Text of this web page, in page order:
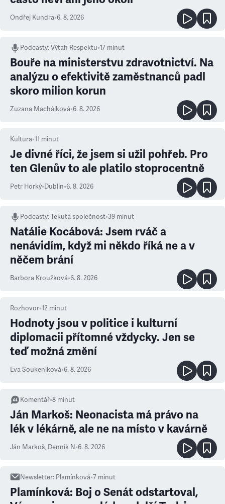
Ondřej Kundra•6. 8. 2026
Podcasty:Výtah Respektu•17 minut
Bouře na ministerstvu zdravotnictví. Na
analýzu o efektivitě zaměstnanců padl
skoro milion korun
Zuzana Machálková•6. 8. 2026
Kultura•11 minut
Je divné říci, že jsem si užil pohřeb. Pro
ten Glenův to ale platilo stoprocentně
Petr Horký•Dublin•6. 8. 2026
Podcasty:Tekutá společnost•39 minut
Natálie Kocábová: Jsem rváč a
nenávidím, když mi někdo říká ne a v
něčem brání
Barbora Kroužková•6. 8. 2026
Rozhovor•12 minut
Hodnoty jsou v politice i kulturní
diplomacii přítomné vždycky. Jen se
teď možná změní
Eva Soukeníková•6. 8. 2026
Komentář•8 minut
Ján Markoš: Neonacista má právo na
lék v lékárně, ale ne na místo v kavárně
Ján Markoš, Denník N•6. 8. 2026
Newsletter: Plamínková•7 minut
Plamínková: Boj o Senát odstartoval,